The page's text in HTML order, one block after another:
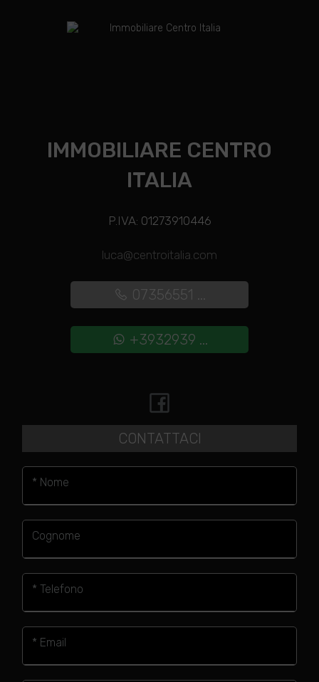
IMMOBILIARE CENTRO
ITALIA
P.IVA: 01273910446
luca@centroitalia.com
07356551 ...
+3932939 ...
CONTATTACI
* Nome
Cognome
* Telefono
* Email